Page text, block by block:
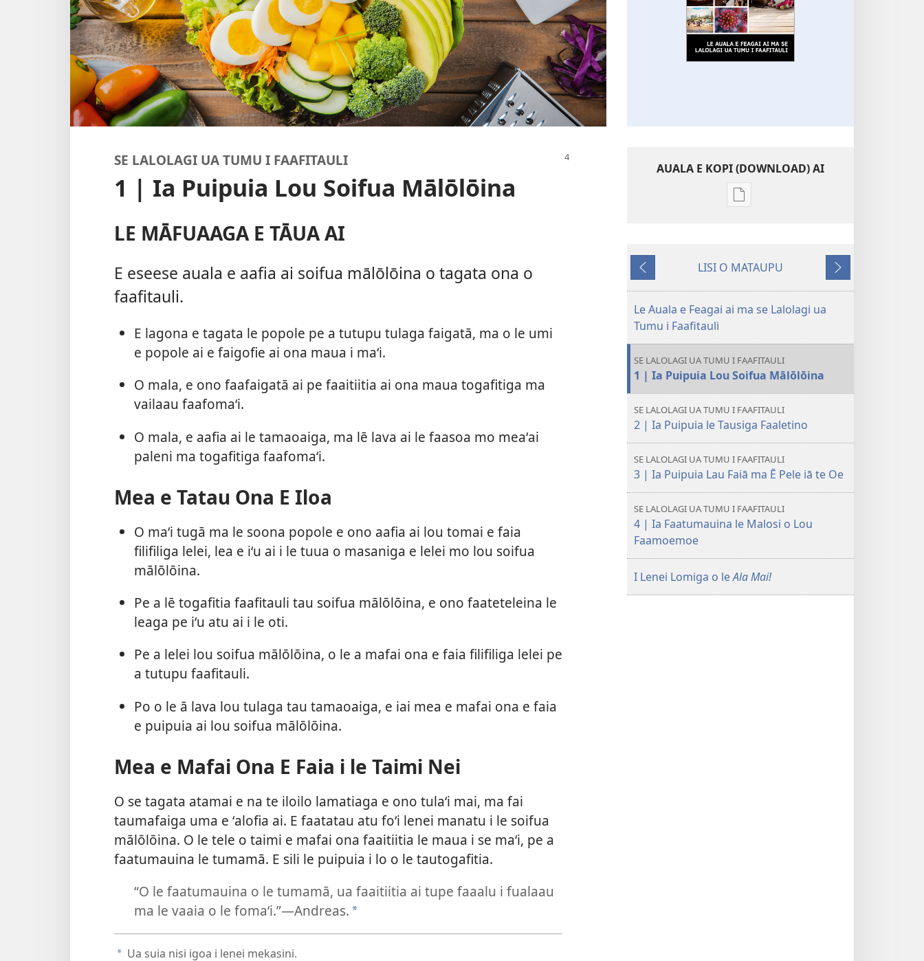
SE LALOLAGI UA TUMU I FAAFITAULI
1 | Ia Puipuia Lou Soifua Mālōlōina
LE MĀFUAAGA E TĀUA AI
E eseese auala e aafia ai soifua mālōlōina o tagata ona o
faafitauli.
E lagona e tagata le popole pe a tutupu tulaga faigatā, ma o le umi
e popole ai e faigofie ai ona maua i maʻi.
O mala, e ono faafaigatā ai pe faaitiitia ai ona maua togafitiga ma
vailaau faafomaʻi.
O mala, e aafia ai le tamaoaiga, ma lē lava ai le faasoa mo meaʻai
paleni ma togafitiga faafomaʻi.
Mea e Tatau Ona E Iloa
O maʻi tugā ma le soona popole e ono aafia ai lou tomai e faia
filifiliga lelei, lea e iʻu ai i le tuua o masaniga e lelei mo lou soifua
mālōlōina.
Pe a lē togafitia faafitauli tau soifua mālōlōina, e ono faateteleina le
leaga pe iʻu atu ai i le oti.
Pe a lelei lou soifua mālōlōina, o le a mafai ona e faia filifiliga lelei pe
a tutupu faafitauli.
Po o le ā lava lou tulaga tau tamaoaiga, e iai mea e mafai ona e faia
e puipuia ai lou soifua mālōlōina.
Mea e Mafai Ona E Faia i le Taimi Nei
O se tagata atamai e na te iloilo lamatiaga e ono tulaʻi mai, ma fai
taumafaiga uma e ʻalofia ai. E faatatau atu foʻi lenei manatu i le soifua
mālōlōina. O le tele o taimi e mafai ona faaitiitia le maua i se maʻi, pe a
faatumauina le tumamā. E sili le puipuia i lo o le tautogafitia.
“O le faatumauina o le tumamā, ua faaitiitia ai tupe faaalu i fualaau
ma le vaaia o le fomaʻi.”​—Andreas. a
a Ua suia nisi igoa i lenei mekasini.
AUALA E KOPI (DOWNLOAD) AI
Vaega
se
MAI!
e
Feagai
ma
se
ua
Tumu
Faafitauli
Mataupu
ua
mavae
LISI O MATAUPU
Mataupu
e
Le Auala e Feagai ai ma se Lalolagi ua
Tumu i Faafitauli
SE LALOLAGI UA TUMU I FAAFITAULI
1 | Ia Puipuia Lou Soifua Mālōlōina
SE LALOLAGI UA TUMU I FAAFITAULI
2 | Ia Puipuia le Tausiga Faaletino
SE LALOLAGI UA TUMU I FAAFITAULI
3 | Ia Puipuia Lau Faiā ma Ē Pele iā te Oe
SE LALOLAGI UA TUMU I FAAFITAULI
4 | Ia Faatumauina le Malosi o Lou
Faamoemoe
I Lenei Lomiga o leAla Mai!